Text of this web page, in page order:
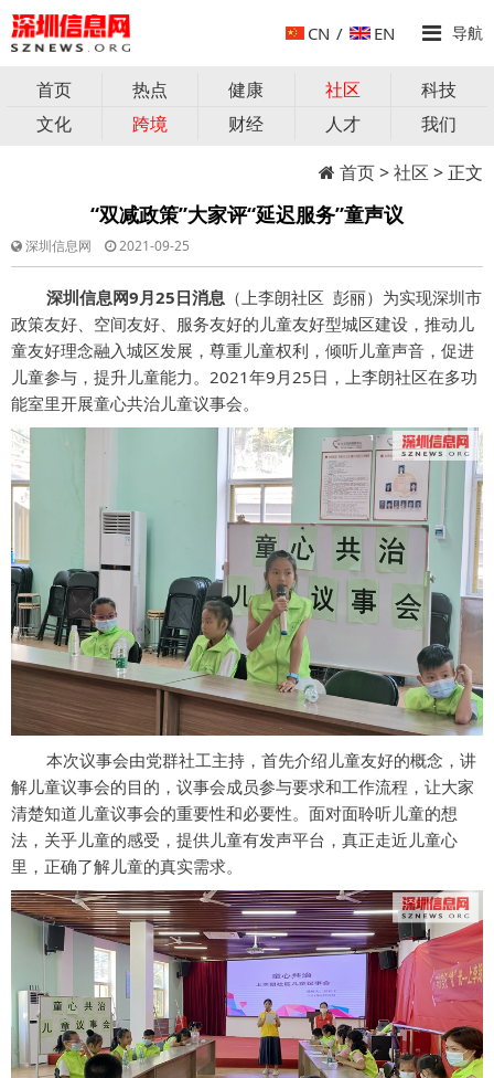
CN / EN 导航
首页 热点 健康 社区
科技
文化
跨境 财经 人才
我们
首页>社区 > 正文
“双减政策”大家评“延迟服务”童声议
深圳信息网 2021-09-25
深圳信息网9月25日消息 （上李朗社区 彭丽）为实现深圳市
政策友好、空间友好、服务友好的儿童友好型城区建设，推动儿
童友好理念融入城区发展，尊重儿童权利，倾听儿童声音，促进
儿童参与，提升儿童能力。2021年9月25日，上李朗社区在多功
能室里开展童心共治儿童议事会。
本次议事会由党群社工主持，首先介绍儿童友好的概念，讲
解儿童议事会的目的，议事会成员参与要求和工作流程，让大家
清楚知道儿童议事会的重要性和必要性。面对面聆听儿童的想
法，关乎儿童的感受，提供儿童有发声平台，真正走近儿童心
里，正确了解儿童的真实需求。